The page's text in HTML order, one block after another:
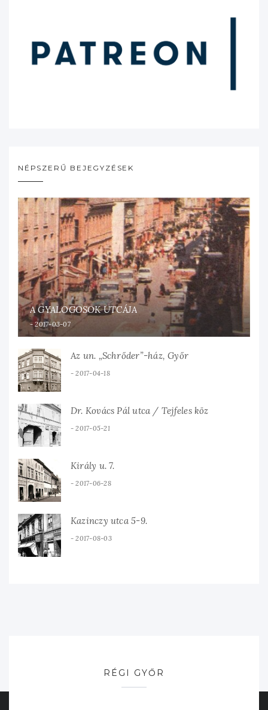
NÉPSZERŰ BEJEGYZÉSEK
A GYALOGOSOK UTCÁJA
2017-03-07
Az un. „Schrőder”-ház, Győr
2017-04-18
Dr. Kovács Pál utca / Tejfeles köz
2017-05-21
Király u. 7.
2017-06-28
Kazinczy utca 5-9.
2017-08-03
RÉGI GYŐR